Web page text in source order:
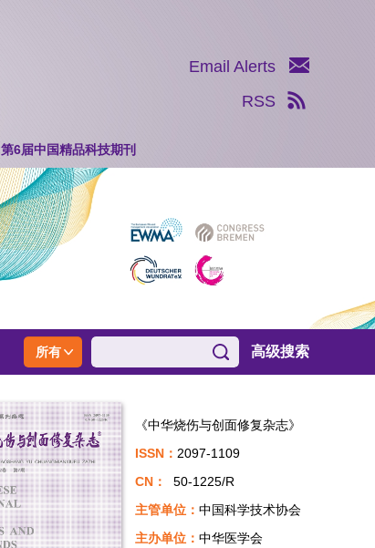
第6届中国精品科技期刊
Email Alerts
RSS
高级搜索
《中华烧伤与创面修复杂志》
ISSN： 2097-1109
CN：
50-1225/R
主管单位： 中国科学技术协会
主办单位： 中华医学会